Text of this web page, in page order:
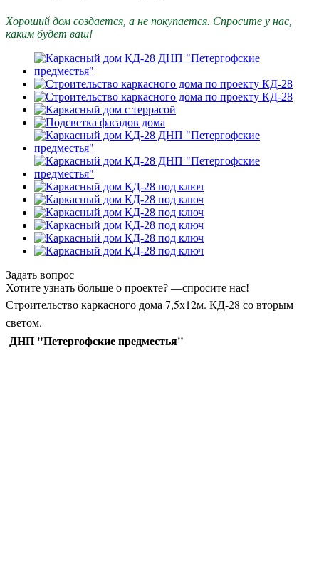
Хороший дом создается, а не покупается. Спросите у нас,
каким будет ваш!
Задать вопрос
Хотите узнать больше о проекте? —спросите нас!
Строительство каркасного дома 7,5х12м. КД-28 со вторым
светом.
ДНП "Петергофские предместья"